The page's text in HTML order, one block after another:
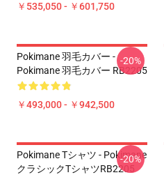
￥535,050 - ￥601,750
Pokimane 羽毛カバー -
Pokimane 羽毛カバー RB2205
￥493,000 - ￥942,500
-20%
Pokimane Tシャツ - Pokimane
クラシックTシャツRB2205
-20%